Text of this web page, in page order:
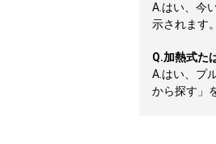
A. はい、今
示されます。
Q.加熱式た
A. はい、プ
から探す」